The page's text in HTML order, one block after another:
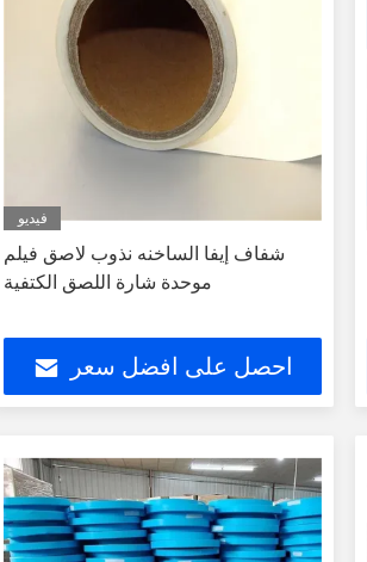
فيديو
شفاف إيفا الساخنه نذوب لاصق فيلم
موحدة شارة اللصق الكتفية
احصل على افضل سعر